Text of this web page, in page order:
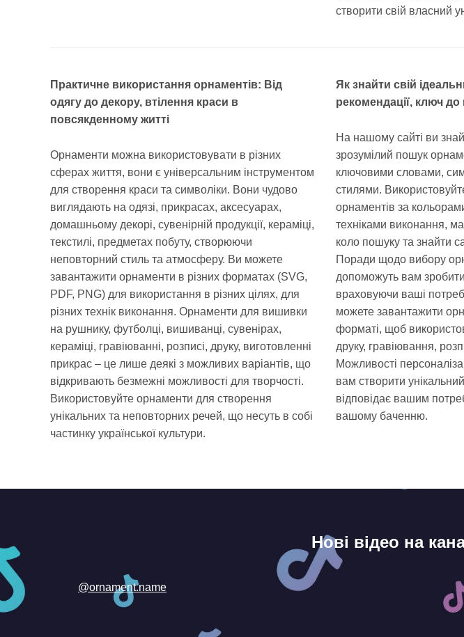
створити свій власний
Практичне використання орнаментів: Від
одягу до декору, втілення краси в
повсякденному житті
Орнаменти можна використовувати в різних
сферах життя, вони є універсальним інструментом
для створення краси та символіки. Вони чудово
виглядають на одязі, прикрасах, аксесуарах,
домашньому декорі, сувенірній продукції, кераміці,
текстилі, предметах побуту, створюючи
неповторний стиль та атмосферу. Ви можете
завантажити орнаменти в різних форматах (SVG,
PDF, PNG) для використання в різних цілях, для
різних технік виконання. Орнаменти для вишивки
на рушнику, футболці, вишиванці, сувенірах,
кераміці, гравіюванні, розписі, друку, виготовленні
прикрас – це лише деякі з можливих варіантів, що
відкривають безмежні можливості для творчості.
Використовуйте орнаменти для створення
унікальних та неповторних речей, що несуть в собі
частинку української культури.
Як знайти свій
рекомендації, ключ
На нашому сайті ви
зрозумілий пошук
ключовими словами,
стилями.
орнаментів за
техніками виконання,
коло пошуку та знайти
Поради щодо вибору
допоможуть вам
враховуючи ваші
можете завантажити
форматі, щоб
друку, гравіювання,
Можливості
вам створити
відповідає вашим
вашому баченню.
Нові відео на
@ornament.name